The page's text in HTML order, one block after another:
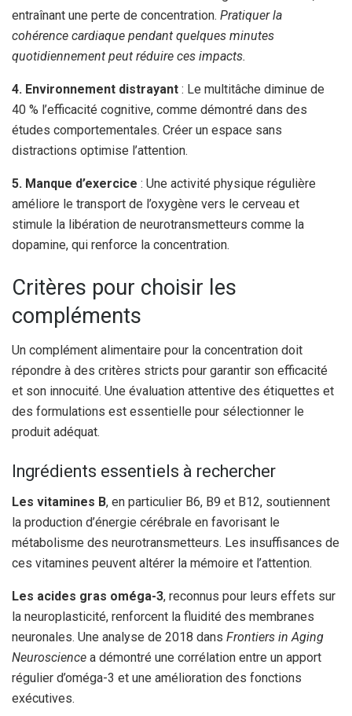
entraînant une perte de concentration. Pratiquer la
cohérence cardiaque pendant quelques minutes
quotidiennement peut réduire ces impacts.
4. Environnement distrayant : Le multitâche diminue de
40 % l’efficacité cognitive, comme démontré dans des
études comportementales. Créer un espace sans
distractions optimise l’attention.
5. Manque d’exercice : Une activité physique régulière
améliore le transport de l’oxygène vers le cerveau et
stimule la libération de neurotransmetteurs comme la
dopamine, qui renforce la concentration.
Critères pour choisir les
compléments
Un complément alimentaire pour la concentration doit
répondre à des critères stricts pour garantir son efficacité
et son innocuité. Une évaluation attentive des étiquettes et
des formulations est essentielle pour sélectionner le
produit adéquat.
Ingrédients essentiels à rechercher
Les vitamines B, en particulier B6, B9 et B12, soutiennent
la production d’énergie cérébrale en favorisant le
métabolisme des neurotransmetteurs. Les insuffisances de
ces vitamines peuvent altérer la mémoire et l’attention.
Les acides gras oméga-3, reconnus pour leurs effets sur
la neuroplasticité, renforcent la fluidité des membranes
neuronales. Une analyse de 2018 dans Frontiers in Aging
Neuroscience a démontré une corrélation entre un apport
régulier d’oméga-3 et une amélioration des fonctions
exécutives.